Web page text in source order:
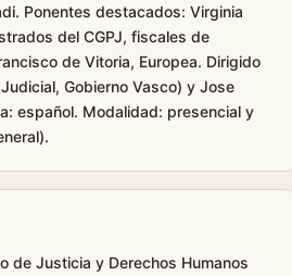
Ponentes destacados: Virginia
del CGPJ, fiscales de
de Vitoria, Europea. Dirigido
Gobierno Vasco) y Jose
español. Modalidad: presencial y
de Justicia y Derechos Humanos